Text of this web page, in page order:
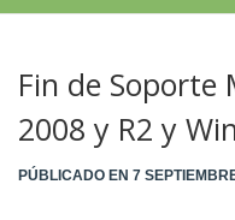
Fin de Soporte
2008 y R2 y
PÚBLICADO EN 7